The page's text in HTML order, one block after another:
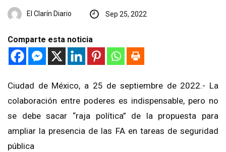
El Clarín Diario Sep 25, 2022
Comparte esta noticia
Ciudad de México, a 25 de septiembre de 2022.- La
colaboración entre poderes es indispensable, pero no
se debe sacar “raja política” de la propuesta para
ampliar la presencia de las FA en tareas de seguridad
pública